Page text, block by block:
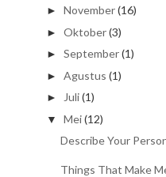
►November(16)
►Oktober(3)
►September(1)
►Agustus (1)
► Juli(1)
▼ Mei(12)
Describe Your
Things That Make